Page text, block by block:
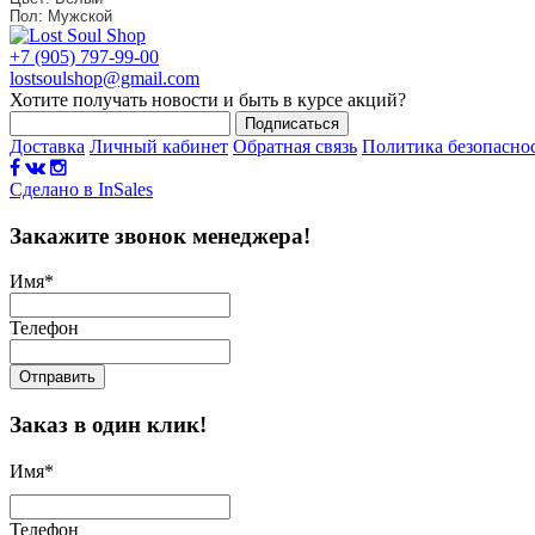
Пол: Мужской
+7 (905) 797-99-00
lostsoulshop@gmail.com
Хотите получать новости и быть в курсе акций?
Подписаться
Доставка Личный кабинет Обратная связь Политика
Сделано в InSales
Закажите звонок менеджера!
Имя*
Телефон
Отправить
Заказ в один клик!
Имя*
Телефон